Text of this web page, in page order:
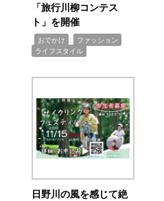
「旅行川柳コンテス
ト」を開催
おでかけ ファッション
ライフスタイル
日野川の風を感じて絶